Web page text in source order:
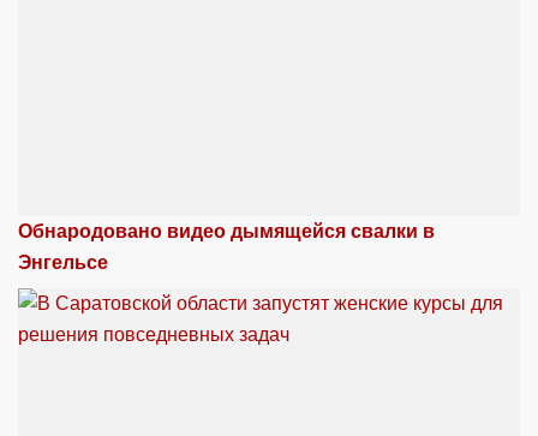
Обнародовано видео дымящейся свалки в
Энгельсе